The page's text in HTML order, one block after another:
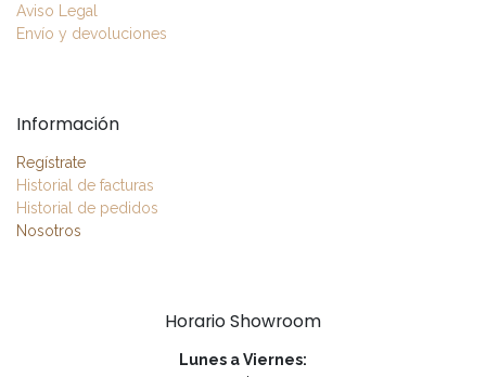
Aviso Legal
Envío y devoluciones
Información
Regístrate
Historial de facturas
Historial de pedidos
Nosotros
Horario Showroom
Lunes a Viernes: